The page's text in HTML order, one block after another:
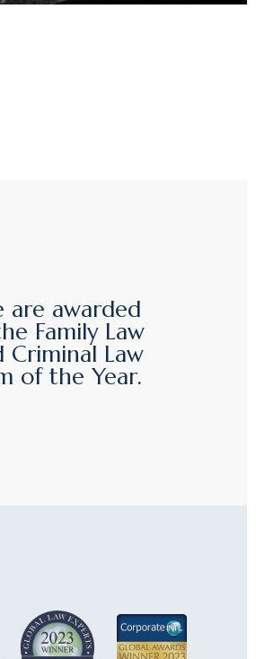
are awarded
Family Law
Criminal Law
of the Year.